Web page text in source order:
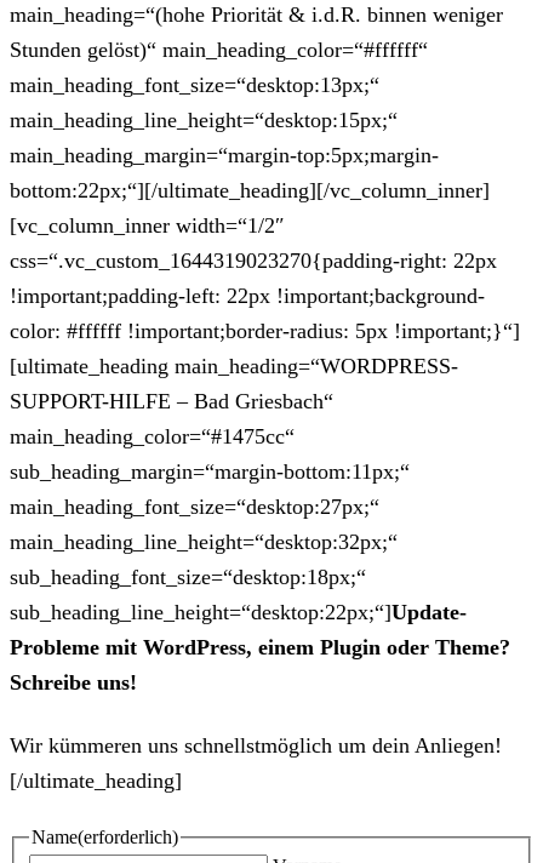
main_heading=“(hohe Priorität & i.d.R. binnen weniger
Stunden gelöst)“ main_heading_color=“#ffffff“
main_heading_font_size=“desktop:13px;“
main_heading_line_height=“desktop:15px;“
main_heading_margin=“margin-top:5px;margin-
bottom:22px;“][/ultimate_heading][/vc_column_inner]
[vc_column_inner width=“1/2″
css=“.vc_custom_1644319023270{padding-right: 22px
!important;padding-left: 22px !important;background-
color: #ffffff !important;border-radius: 5px !important;}“]
[ultimate_heading main_heading=“WORDPRESS-
SUPPORT-HILFE – Bad Griesbach“
main_heading_color=“#1475cc“
sub_heading_margin=“margin-bottom:11px;“
main_heading_font_size=“desktop:27px;“
main_heading_line_height=“desktop:32px;“
sub_heading_font_size=“desktop:18px;“
sub_heading_line_height=“desktop:22px;“]Update-
Probleme mit WordPress, einem Plugin oder Theme?
Schreibe uns!
Wir kümmeren uns schnellstmöglich um dein Anliegen!
[/ultimate_heading]
Name(erforderlich)